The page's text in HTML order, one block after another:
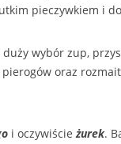
pieczywkiem i
wybór zup,
oraz
i oczywiścieżurek.